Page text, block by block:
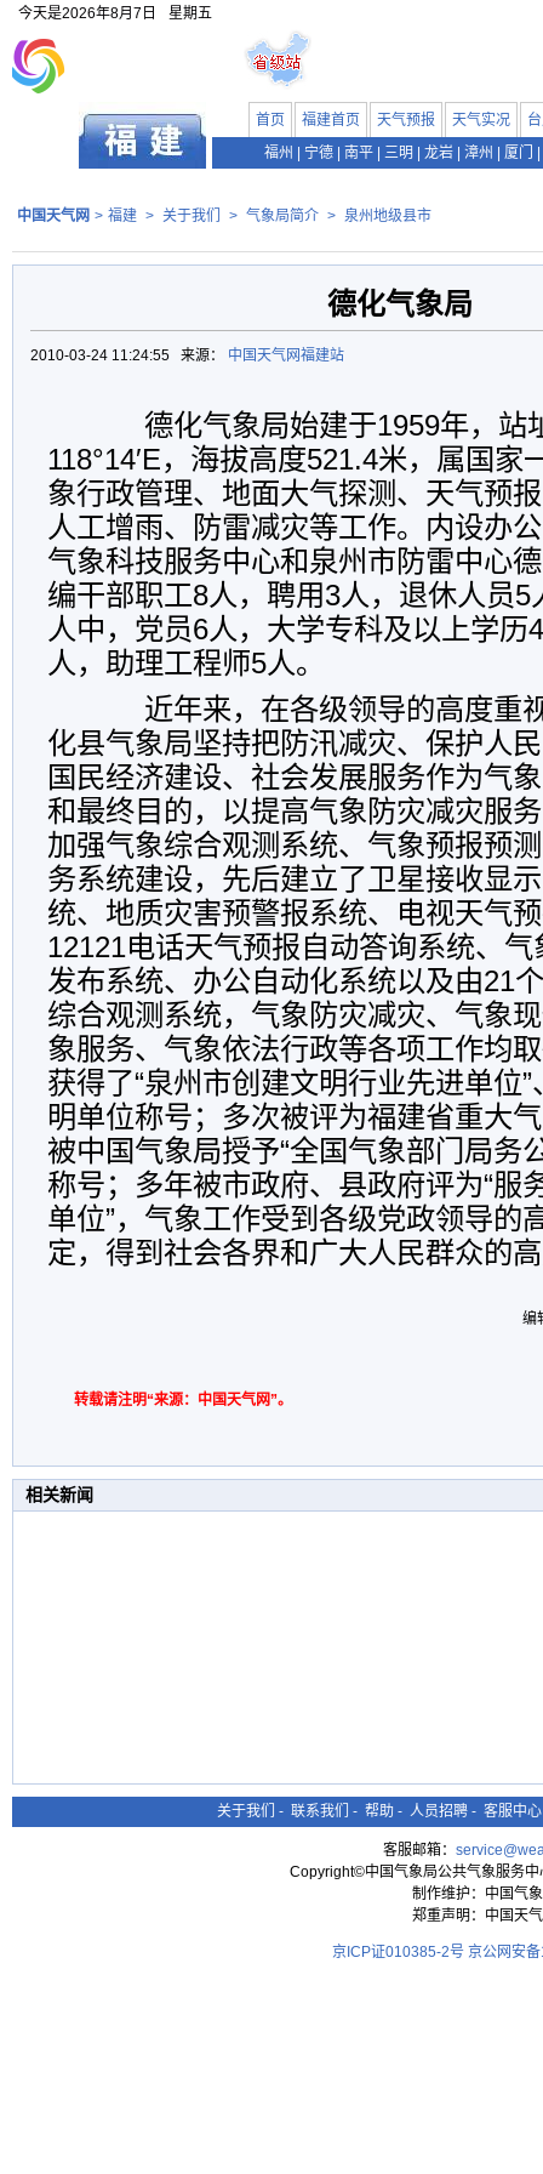
今天是2026年8月7日 星期五
首页 福建首页 天气预报 天气实况
福州
宁德 南平 三明 龙岩 漳州 厦门
中国天气网 > 福建 > 关于我们 > 气象局简介 > 泉州地级县市
德化气象局
2010-03-24 11:24:55 来源： 中国天气网福建站
德化气象局始建于1959年，站址
118°14′E，海拔高度521.4米，属国家
象行政管理、地面大气探测、天气预
人工增雨、防雷减灾等工作。内设办
气象科技服务中心和泉州市防雷中心
编干部职工8人，聘用3人，退休人员5
人中，党员6人，大学专科及以上学历
人，助理工程师5人。
近年来，在各级领导的高度重
化县气象局坚持把防汛减灾、保护人
国民经济建设、社会发展服务作为气
和最终目的，以提高气象防灾减灾服
加强气象综合观测系统、气象预报预
务系统建设，先后建立了卫星接收显
统、地质灾害预警报系统、电视天气
12121电话天气预报自动答询系统、
发布系统、办公自动化系统以及由21
综合观测系统，气象防灾减灾、气象
象服务、气象依法行政等各项工作均
获得了“泉州市创建文明行业先进单位
明单位称号；多次被评为福建省重大
被中国气象局授予“全国气象部门局务
称号；多年被市政府、县政府评为“服
单位”，气象工作受到各级党政领导的
定，得到社会各界和广大人民群众的
编
转载请注明“来源：中国天气网”。
相关新闻
关于我们 - 联系我们 - 帮助 - 人员招聘 - 客服中心
客服邮箱：
Copyright©中国气象局公共气象服务
制作维护：中国气
郑重声明：中国天
京ICP证010385-2号 京公网安